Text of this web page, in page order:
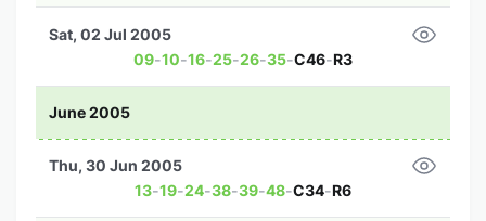
09-10-16-25-26-35-C46-R3
Sat, 02 Jul 2005
June 2005
13-19-24-38-39-48-C34-R6
Thu, 30 Jun 2005